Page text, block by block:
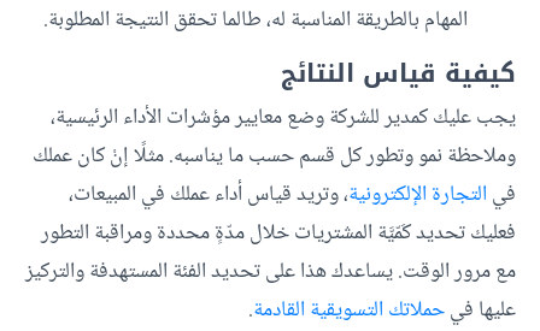
المهام بالطريقة المناسبة له، طالما تحقق النتيجة المطلوبة.
كيفية قياس النتائج
يجب عليك كمدير للشركة وضع معايير مؤشرات الأداء الرئيسية،
وملاحظة نمو وتطور كل قسم حسب ما يناسبه. مثلًا إنْ كان عملك
في التجارة الإلكترونية، وتريد قياس أداء عملك في المبيعات،
فعليك تحديد كَمّيَّة المشتريات خلال مدّةٍ محددة ومراقبة التطور
مع مرور الوقت. يساعدك هذا على تحديد الفئة المستهدفة والتركيز
عليها فيحملاتك التسويقية القادمة.